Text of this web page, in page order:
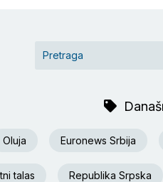
Oluja Euronews Srbija
talas Republika Srpska